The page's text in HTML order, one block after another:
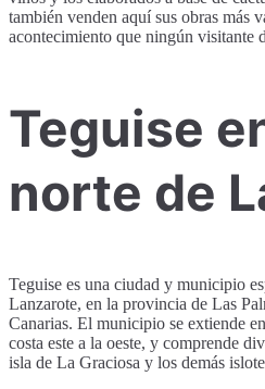
también venden aquí sus obras más
acontecimiento que ningún visitante
Teguise
norte de
Teguise es una ciudad y municipio
Lanzarote, en la provincia de Las
Canarias. El municipio se extiende
costa este a la oeste, y comprende
isla de La Graciosa y los demás